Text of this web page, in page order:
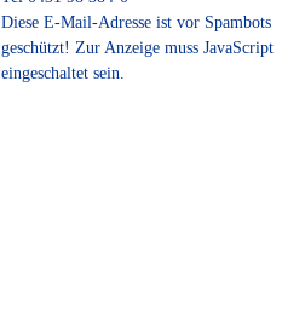
Diese E-Mail-Adresse ist vor Spambots
geschützt! Zur Anzeige muss JavaScript
eingeschaltet sein.